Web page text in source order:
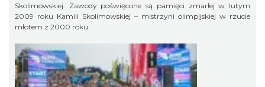
Skolimowskiej. Zawody poświęcone są pamięci zmarłej w lutym
2009 roku Kamili Skolimowskiej – mistrzyni olimpijskiej w rzucie
młotem z 2000 roku.